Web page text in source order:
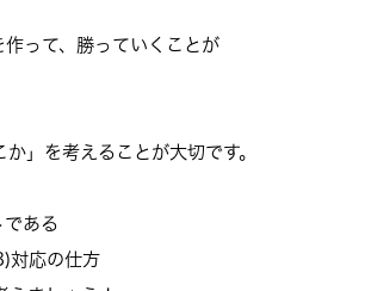
って、 勝っていくことが
」 を考えることが大切です。
ある
対応の仕方